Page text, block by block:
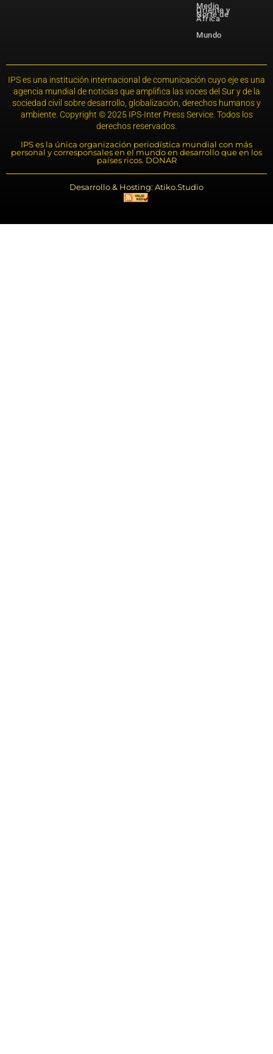
Medio
Oriente y
Norte de
África
Mundo
IPS es una institución internacional de comunicación cuyo eje es una
agencia mundial de noticias que amplifica las voces del Sur y de la
sociedad civil sobre desarrollo, globalización, derechos humanos y
ambiente. Copyright © 2025 IPS-Inter Press Service. Todos los
derechos reservados.
IPS es la única organización periodística mundial con más
personal y corresponsales en el mundo en desarrollo que en los
países ricos. DONAR
Desarrollo & Hosting: Atiko.Studio